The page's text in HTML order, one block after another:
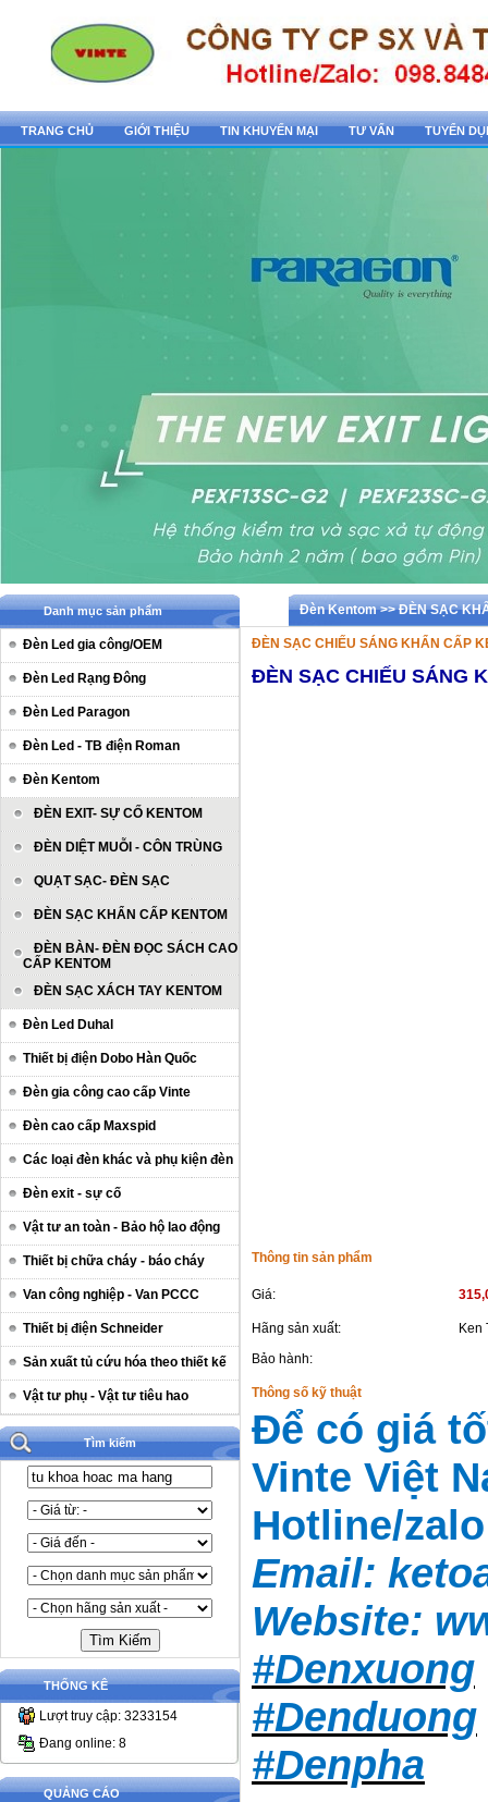
TRANG CHỦ GIỚI THIỆU TIN KHUYẾN MẠI TƯ VẤN TUYỂN
Danh mục sản phẩm
Đèn Led gia công/OEM
Đèn Led Rạng Đông
Đèn Led Paragon
Đèn Led - TB điện Roman
Đèn Kentom
ĐÈN EXIT- SỰ CỐ KENTOM
ĐÈN DIỆT MUỖI - CÔN TRÙNG
QUẠT SẠC- ĐÈN SẠC
ĐÈN SẠC KHẨN CẤP KENTOM
ĐÈN BÀN- ĐÈN ĐỌC SÁCH CAO
CẤP KENTOM
ĐÈN SẠC XÁCH TAY KENTOM
Đèn Led Duhal
Thiết bị điện Dobo Hàn Quốc
Đèn gia công cao cấp Vinte
Đèn cao cấp Maxspid
Các loại đèn khác và phụ kiện đèn
Đèn exit - sự cố
Vật tư an toàn - Bảo hộ lao động
Thiết bị chữa cháy - báo cháy
Van công nghiệp - Van PCCC
Thiết bị điện Schneider
Sản xuất tủ cứu hóa theo thiết kế
Vật tư phụ - Vật tư tiêu hao
Tìm kiếm
THỐNG KÊ
Lượt truy cập: 3233154
Đang online: 8
QUẢNG CÁO
Đèn Kentom >> ĐÈN SẠC
ĐÈN SẠC CHIẾU SÁNG KHẨN CẤP
ĐÈN SẠC CHIẾU SÁNG
Thông tin sản phẩm
Giá:
Hãng sản xuất:
Ken
Bảo hành:
Thông số kỹ thuật
Để có giá
Vinte Việt
Hotline/
Email:
Website:
#Denxuong
#Denduong
#Denpha